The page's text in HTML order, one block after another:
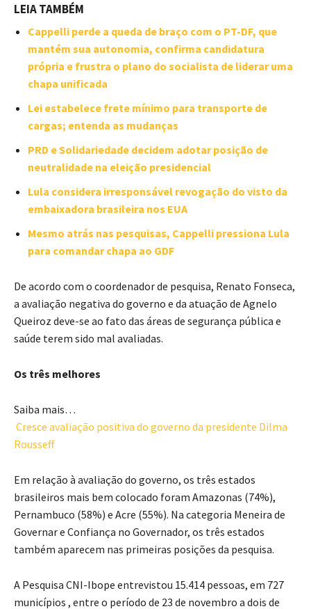
LEIA TAMBÉM
Cappelli perde a queda de braço com o PT-DF, que
mantém sua autonomia, confirma candidatura
própria e frustra o plano do socialista de liderar uma
chapa unificada
Lei estabelece frete mínimo para transporte de
cargas; entenda as mudanças
PRD e Solidariedade decidem adotar posição de
neutralidade na eleição presidencial
Lula considera irresponsável revogação do visto da
embaixadora brasileira nos EUA
Mesmo atrás nas pesquisas, Cappelli pressiona Lula
para comandar chapa ao GDF
De acordo com o coordenador de pesquisa, Renato Fonseca,
a avaliação negativa do governo e da atuação de Agnelo
Queiroz deve-se ao fato das áreas de segurança pública e
saúde terem sido mal avaliadas.
Os três melhores
Saiba mais…
Cresce avaliação positiva do governo da presidente Dilma
Rousseff
Em relação à avaliação do governo, os três estados
brasileiros mais bem colocado foram Amazonas (74%),
Pernambuco (58%) e Acre (55%). Na categoria Meneira de
Governar e Confiança no Governador, os três estados
também aparecem nas primeiras posições da pesquisa.
A Pesquisa CNI-Ibope entrevistou 15.414 pessoas, em 727
municípios , entre o período de 23 de novembro a dois de